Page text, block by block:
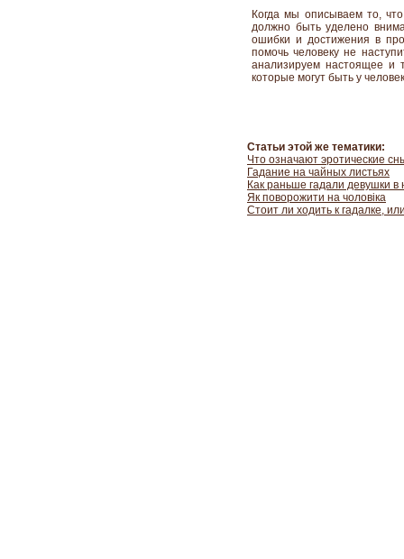
Когда мы описываем то,
должно быть уделено
ошибки и достижения в
помочь человеку не
анализируем настоящее и
которые могут быть у
Статьи этой же тематики:
Что означают эротические
Гадание на чайных листьях
Как раньше гадали девушки
Як поворожити на чоловіка
Стоит ли ходить к гадалке,